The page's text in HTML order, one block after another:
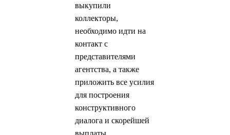
выкупили
коллекторы,
необходимо идти на
контакт с
представителями
агентства, а также
приложить все усилия
для построения
конструктивного
диалога и скорейшей